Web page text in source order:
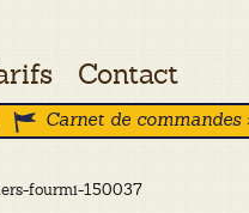
Contact
Carnet de commandes
fourmi-150037